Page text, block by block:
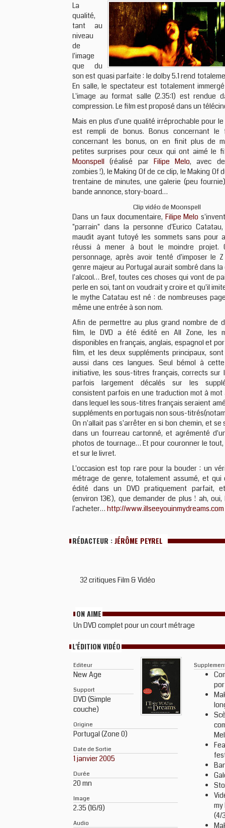
La
qualité,
tant au
niveau
de
l'image
que du
son est quasi parfaite : le dolby 5.1 rend
En salle, le spectateur est totalement
L'image au format salle (2.35:1) est rendue
compression. Le film est proposé dans un
Mais en plus d'une qualité irréprochable pour le
est rempli de bonus. Bonus concernant le
concernant les bonus, on en finit plus de
petites surprises pour ceux qui ont aimé le
Moonspell (réalisé par Filipe Melo, avec
zombies !), le Making Of de ce clip, le Making Of
trentaine de minutes, une galerie (peu
bande annonce, story-board…
Clip vidéo de Moonspell
Dans un faux documentaire, Filipe Melo
"parrain" dans la personne d'Eurico
maudit ayant tutoyé les sommets sans pour
réussi à mener à bout le moindre projet.
personnage, après avoir tenté d'imposer le
genre majeur au Portugal aurait sombré dans la
l'alcool… Bref, toutes ces choses qui vont de
perle en soi, tant on voudrait y croire et qu'il
le mythe Catatau est né : de nombreuses
même une entrée à son nom.
Afin de permettre au plus grand nombre de
film, le DVD a été édité en All Zone, les
disponibles en français, anglais, espagnol et
film, et les deux suppléments principaux,
aussi dans ces langues. Seul bémol à
initiative, les sous-titres français, corrects sur
parfois largement décalés sur les
consistent parfois en une traduction mot à
dans lequel les sous-titres français seraient
suppléments en portugais non sous-
On n'allait pas s'arrêter en si bon chemin, et
dans un fourreau cartonné, et agrémenté
photos de tournage… Et pour couronner le
et sur le livret.
L'occasion est top rare pour la bouder : un
métrage de genre, totalement assumé, et
édité dans un DVD pratiquement parfait,
(environ 13€), que demander de plus ! ah,
l'acheter… http://www.illseeyouinmydreams.com
RÉDACTEUR :JÉRÔME PEYREL
32 critiques Film & Vidéo
ON AIME
Un DVD complet pour un court métrage
L'ÉDITION VIDÉO
Editeur
New Age
Support
DVD (Simple
couche)
Origine
Portugal (Zone 0)
Date de Sortie
1 janvier 2005
Durée
20 mn
Image
2.35 (16/9)
Audio
my
(4/